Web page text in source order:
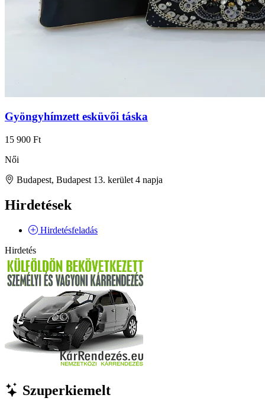
Gyöngyhímzett esküvői táska
15 900 Ft
Női
Budapest, Budapest 13. kerület 4 napja
Hirdetések
Hirdetésfeladás
Hirdetés
Szuperkiemelt